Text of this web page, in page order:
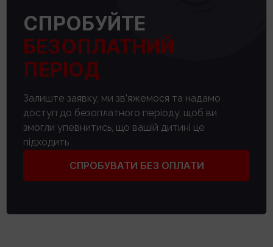
СПРОБУЙТЕ
БЕЗОПЛАТНИЙ
ПЕРІОД
Залиште заявку, ми зв’яжемося та надамо
доступ до безоплатного періоду, щоб ви
змогли упевнитись, що вашій дитині це
підходить
СПРОБУВАТИ БЕЗ ОПЛАТИ